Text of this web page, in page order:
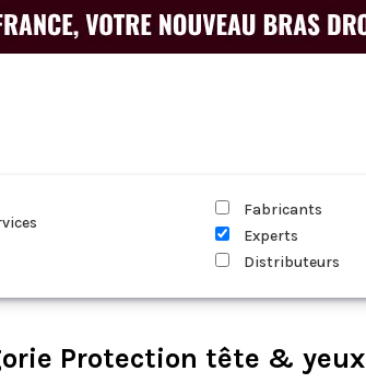
Fabricants
Experts
Distributeurs
Protection tête & yeux